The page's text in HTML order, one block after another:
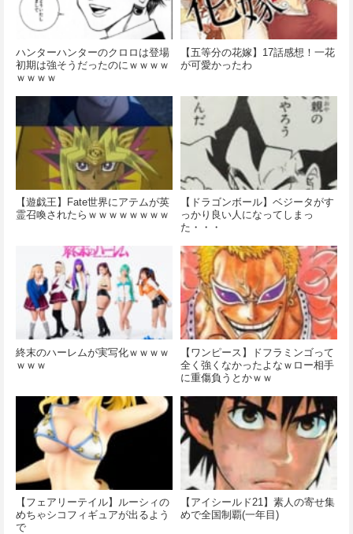
ハンターハンターのクロロは登場
初期は強そうだったのにｗｗｗｗ
ｗｗｗｗ
【五等分の花嫁】17話感想！一花
が可愛かったわ
【遊戯王】Fate世界にアテムが英
霊召喚されたらｗｗｗｗｗｗｗｗ
【ドラゴンボール】ベジータがす
っかり良い人になってしまっ
た・・・
終末のハーレムが実写化ｗｗｗｗ
ｗｗｗ
【ワンピース】ドフラミンゴって
全く強くなかったよなｗロー相手
に重傷負うとかｗｗ
【フェアリーテイル】ルーシィの
めちゃシコフィギュアが出るよう
で
【アイシールド21】素人の寄せ集
めで全国制覇(一年目)